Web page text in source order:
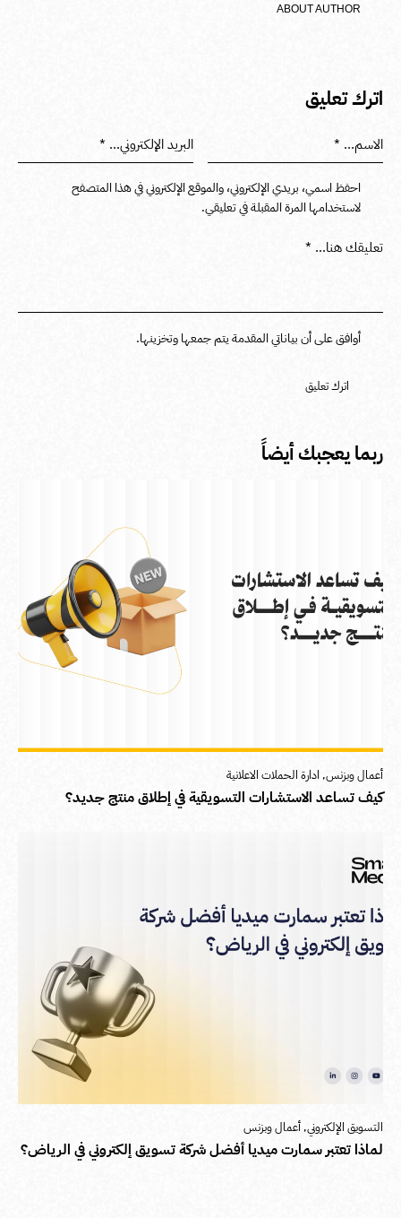
ABOUT AUTHOR
اترك تعليق
احفظ اسمي، بريدي الإلكتروني، والموقع الإلكتروني في هذا المتصفح
لاستخدامها المرة المقبلة في تعليقي.
أوافق على أن بياناتي المقدمة يتم جمعها وتخزينها.
ربما يعجبك أيضاً
أعمال وبزنس, ادارة الحملات الاعلانية
كيف تساعد الاستشارات التسويقية في إطلاق منتج جديد؟
التسويق الإلكتروني,أعمال وبزنس
لماذا تعتبر سمارت ميديا أفضل شركة تسويق إلكتروني في الرياض؟